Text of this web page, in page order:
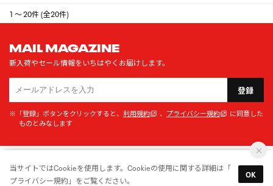
1 ～ 20件 (全20件)
MAIL MAGAZINE
新入荷やセール情報をいちはやくお届けします。
登録
※「登録」ボタンをクリックすると、 利用規約 、 プライバシー規約
に同意した
ものとみなします
ご利用ガイド
よくある質問
当サイトではCookieを使用します。Cookieの使用に関する詳細は「
プライバシー規約 」をご覧ください。
OK